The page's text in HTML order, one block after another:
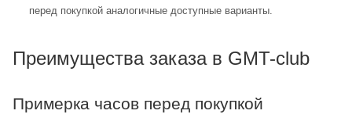
перед покупкой аналогичные доступные варианты.
Преимущества заказа в GMT-club
Примерка часов перед покупкой